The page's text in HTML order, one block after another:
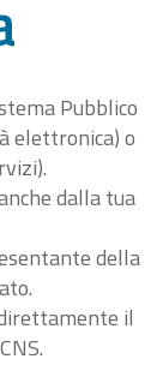
Pubblico
elettronica) o
dalla tua
della
il